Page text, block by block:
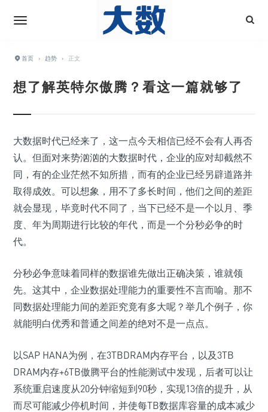
首页 › 趋势 › 正文
想了解英特尔傲腾？看这一篇就够了
大数据时代已经来了，这一点今天相信已经不会有人再否
认。但面对来势汹汹的大数据时代，企业的应对却截然不
同，有的企业茫然不知所措，而有的企业已经另辟道路并
取得成效。可以想象，用不了多长时间，他们之间的差距
就会显现，毕竟时代不同了，当下已经不是一个以月、季
度、年为周期进行比较的年代，而是一个分秒必争的时
代。
分秒必争意味着同样的数据谁先做出正确决策，谁就领
先。这其中，企业数据处理能力的重要性不言而喻。那不
同数据处理能力间的差距究竟有多大呢？举几个例子，你
就能明白优秀和普通之间差的绝对不是一点点。
以SAP HANA为例，在3TBDRAM内存平台，以及3TB
DRAM内存+6TB傲腾平台的性能测试中发现，后者可以让
系统重启速度从20分钟缩短到90秒，实现13倍的提升，从
而尽可能减少停机时间，并使每TB数据库容量的成本减少